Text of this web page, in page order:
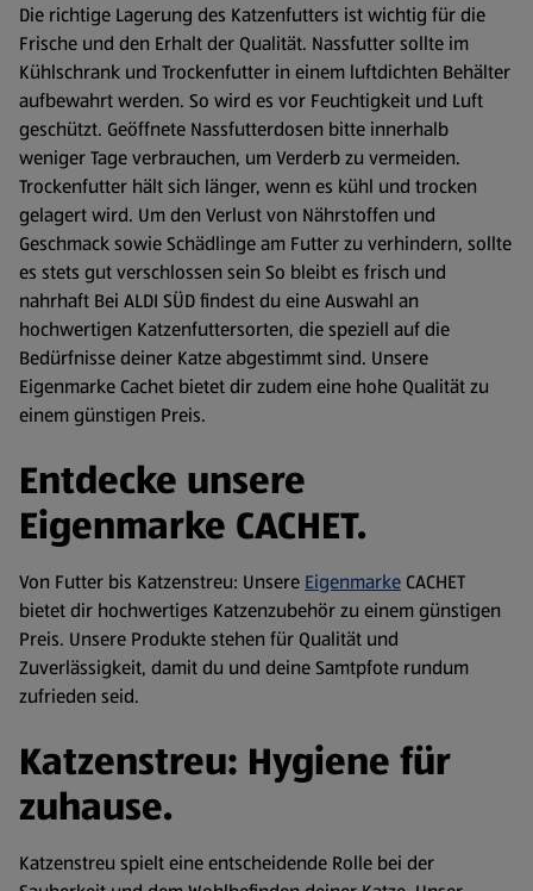
Die richtige Lagerung des Katzenfutters ist wichtig für die
Frische und den Erhalt der Qualität. Nassfutter sollte im
Kühlschrank und Trockenfutter in einem luftdichten Behälter
aufbewahrt werden. So wird es vor Feuchtigkeit und Luft
geschützt. Geöffnete Nassfutterdosen bitte innerhalb
weniger Tage verbrauchen, um Verderb zu vermeiden.
Trockenfutter hält sich länger, wenn es kühl und trocken
gelagert wird. Um den Verlust von Nährstoffen und
Geschmack sowie Schädlinge am Futter zu verhindern, sollte
es stets gut verschlossen sein So bleibt es frisch und
nahrhaft Bei ALDI SÜD findest du eine Auswahl an
hochwertigen Katzenfuttersorten, die speziell auf die
Bedürfnisse deiner Katze abgestimmt sind. Unsere
Eigenmarke Cachet bietet dir zudem eine hohe Qualität zu
einem günstigen Preis.
Entdecke unsere
Eigenmarke CACHET.
Von Futter bis Katzenstreu: Unsere Eigenmarke CACHET
bietet dir hochwertiges Katzenzubehör zu einem günstigen
Preis. Unsere Produkte stehen für Qualität und
Zuverlässigkeit, damit du und deine Samtpfote rundum
zufrieden seid.
Katzenstreu: Hygiene für
zuhause.
Katzenstreu spielt eine entscheidende Rolle bei der